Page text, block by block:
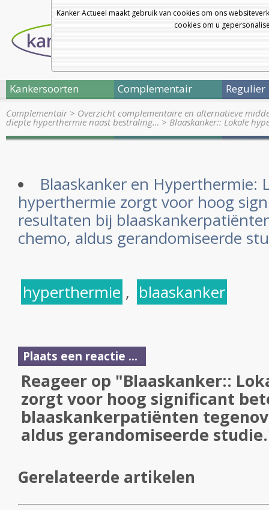
Kanker Actueel maakt gebruik van cookies om ons
cookies om u
Kankersoorten Complementair Regulier
Complementair> Overzicht complementaire en alternatieve
diepte hyperthermie naast bestraling… > Blaaskanker:: Lokale
Blaaskanker en Hyperthermie:
hyperthermie zorgt voor hoog
resultaten bij
chemo, aldus gerandomiseerde
hyperthermie , blaaskanker
Plaats een reactie ...
Reageer op "Blaaskanker::
zorgt voor hoog significant
blaaskankerpatiënten
aldus gerandomiseerde
Gerelateerde artikelen